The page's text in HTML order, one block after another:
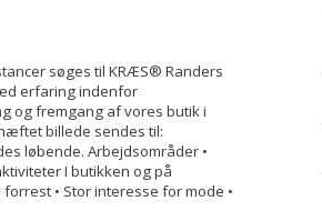
søges til KRÆS® Randers
erfaring indenfor
og fremgang af vores butik i
billede sendes til:
løbende. Arbejdsområder •
I butikken og på
• Stor interesse for mode •